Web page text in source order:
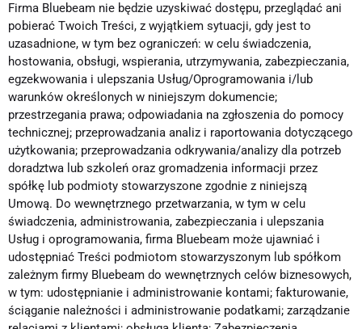
Firma Bluebeam nie będzie uzyskiwać dostępu, przeglądać ani
pobierać Twoich Treści, z wyjątkiem sytuacji, gdy jest to
uzasadnione, w tym bez ograniczeń: w celu świadczenia,
hostowania, obsługi, wspierania, utrzymywania, zabezpieczania,
egzekwowania i ulepszania Usług/Oprogramowania i/lub
warunków określonych w niniejszym dokumencie;
przestrzegania prawa; odpowiadania na zgłoszenia do pomocy
technicznej; przeprowadzania analiz i raportowania dotyczącego
użytkowania; przeprowadzania odkrywania/analizy dla potrzeb
doradztwa lub szkoleń oraz gromadzenia informacji przez
spółkę lub podmioty stowarzyszone zgodnie z niniejszą
Umową. Do wewnętrznego przetwarzania, w tym w celu
świadczenia, administrowania, zabezpieczania i ulepszania
Usług i oprogramowania, firma Bluebeam może ujawniać i
udostępniać Treści podmiotom stowarzyszonym lub spółkom
zależnym firmy Bluebeam do wewnętrznych celów biznesowych,
w tym: udostępnianie i administrowanie kontami; fakturowanie,
ściąganie należności i administrowanie podatkami; zarządzanie